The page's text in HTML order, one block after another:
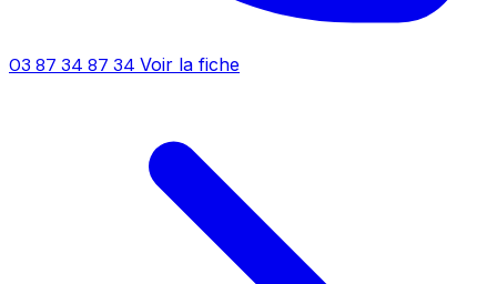
03 87 34 87 34 Voir la fiche